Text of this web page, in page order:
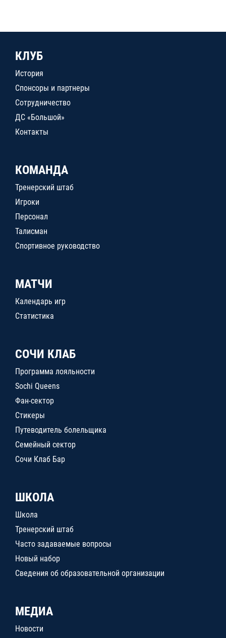
КЛУБ
История
Спонсоры и партнеры
Сотрудничество
ДС «Большой»
Контакты
КОМАНДА
Тренерский штаб
Игроки
Персонал
Талисман
Спортивное руководство
МАТЧИ
Календарь игр
Статистика
СОЧИ КЛАБ
Программа лояльности
Sochi Queens
Фан-сектор
Стикеры
Путеводитель болельщика
Семейный сектор
Сочи Клаб Бар
ШКОЛА
Школа
Тренерский штаб
Часто задаваемые вопросы
Новый набор
Сведения об образовательной организации
МЕДИА
Новости